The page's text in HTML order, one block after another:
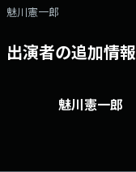
魅川憲一郎
出演者の追加情報
魅川憲一郎